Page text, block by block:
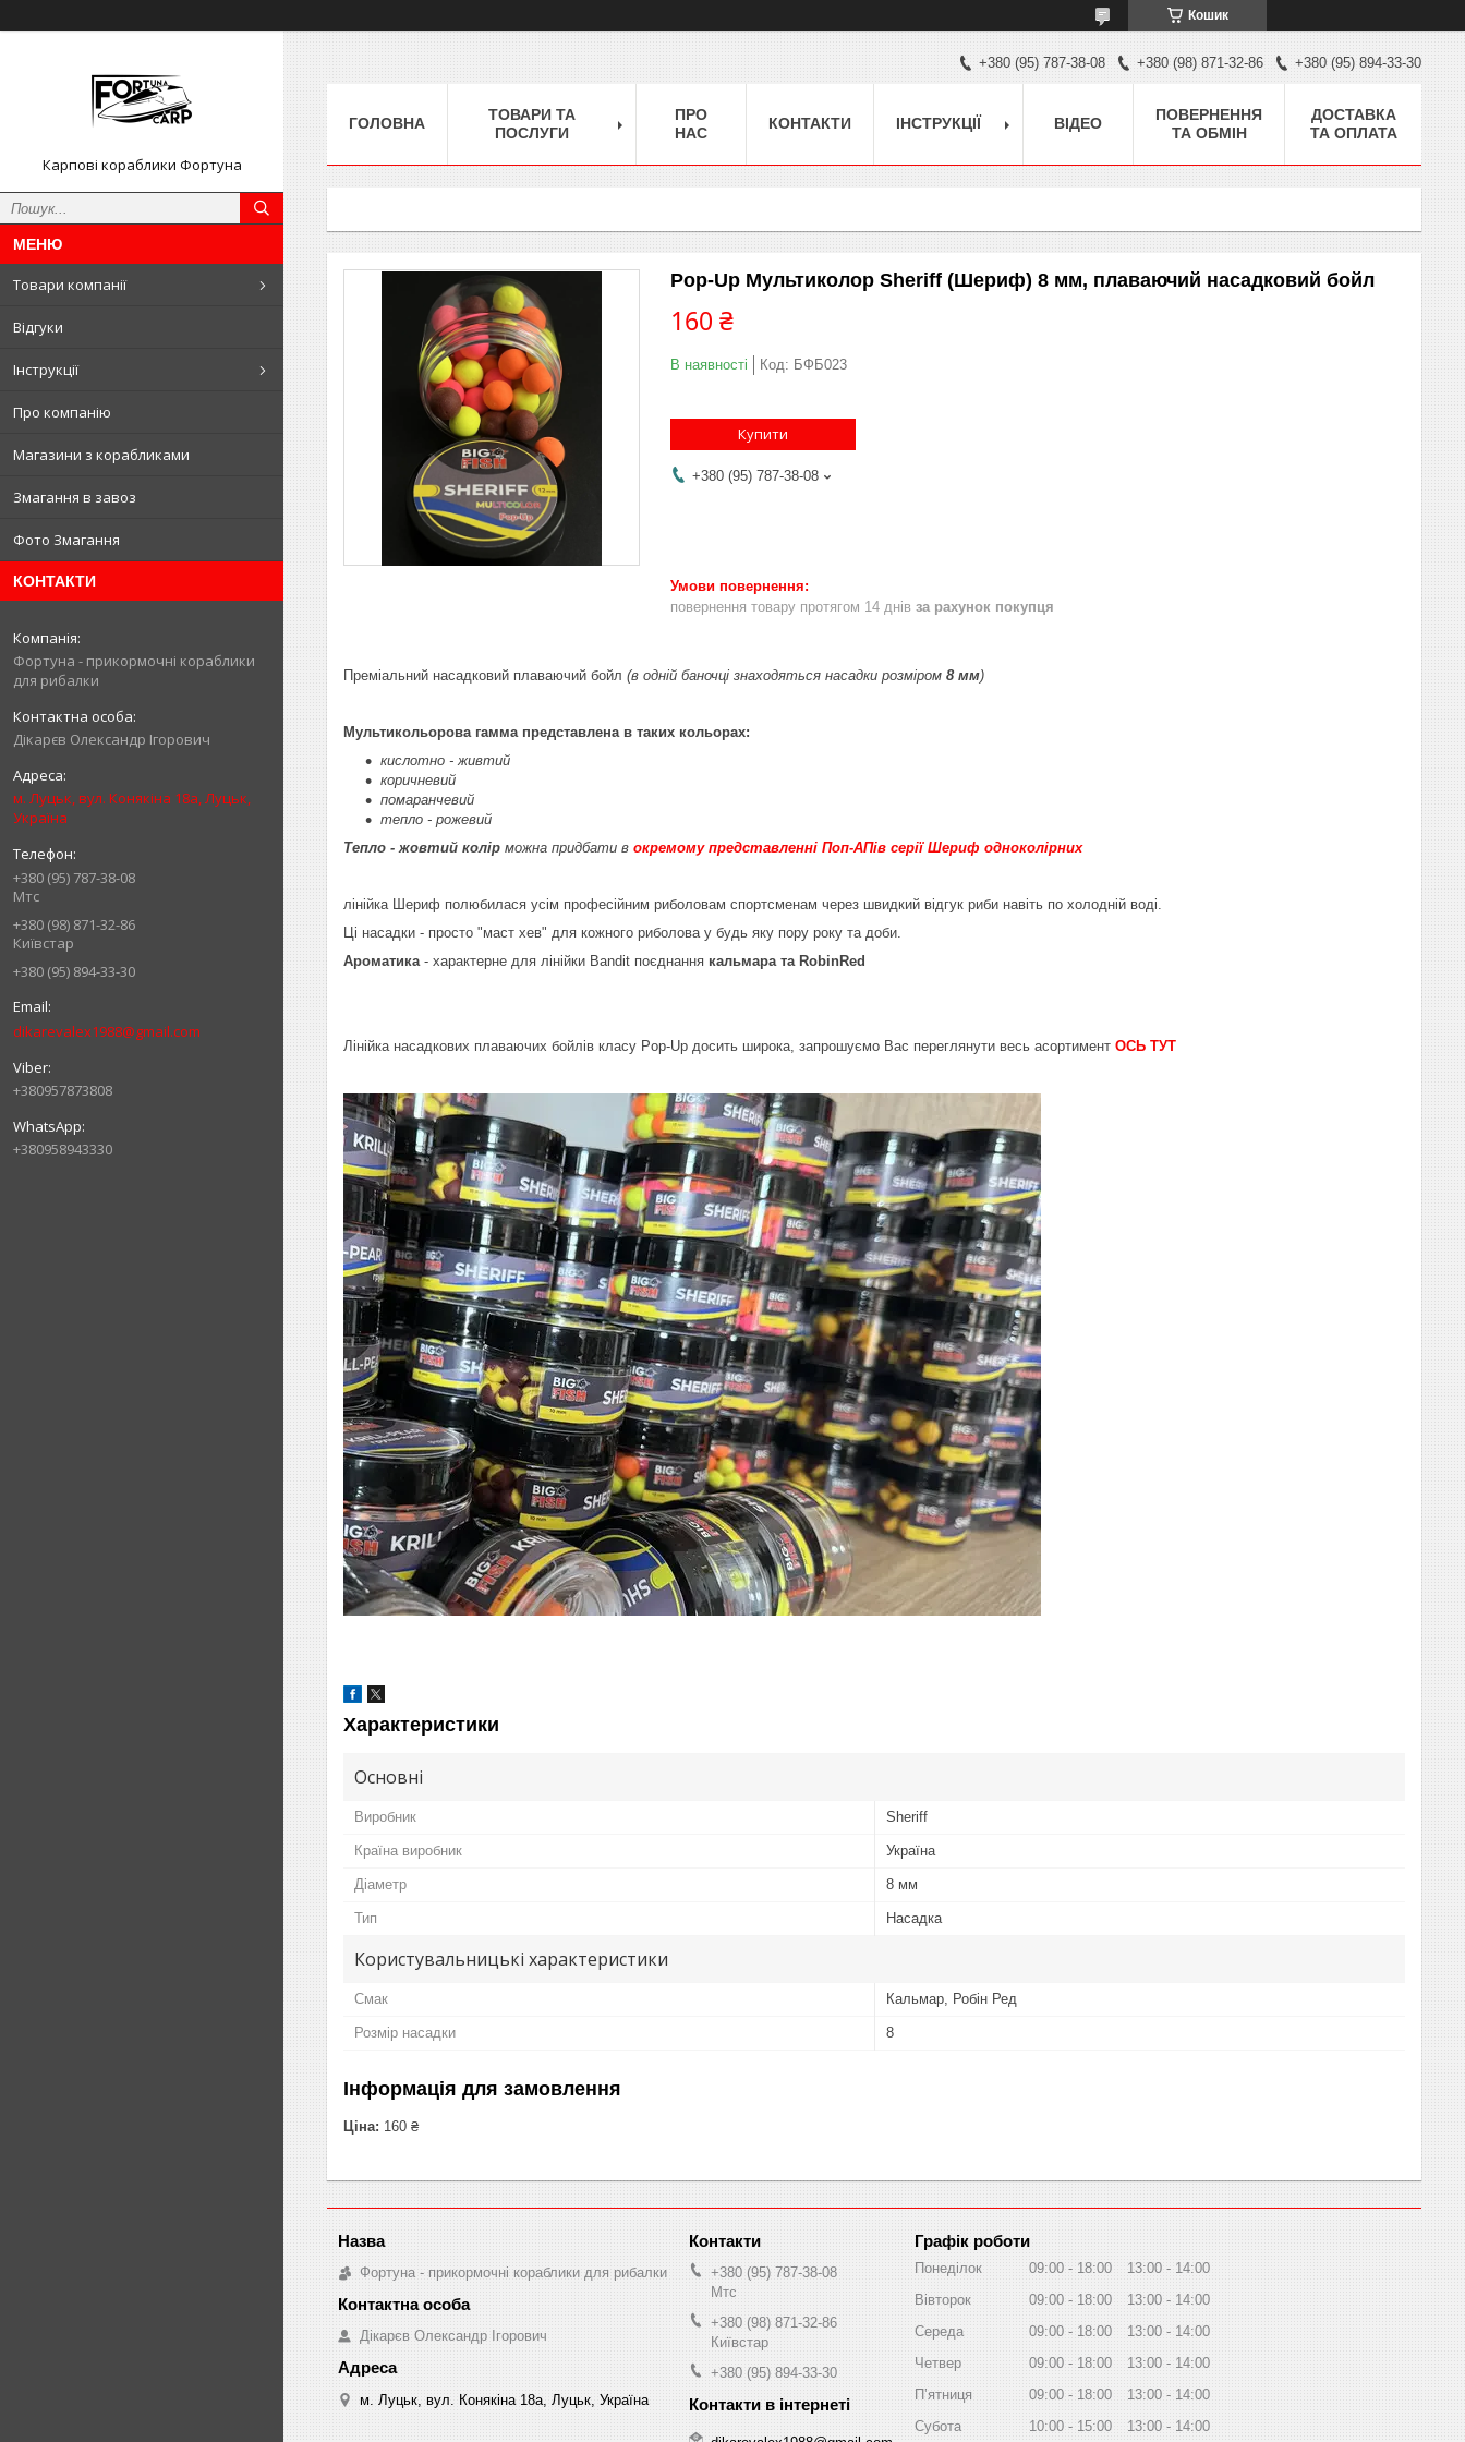
Кошик
Карпові кораблики Фортуна
Товари компанії
Відгуки
Інструкції
Про компанію
Магазини з корабликами
Змагання в завоз
Фото Змагання
КОНТАКТИ
Фортуна - прикормочні кораблики
для рибалки
Дікарєв Олександр Ігорович
м. Луцьк, вул. Конякіна 18а, Луцьк,
Україна
+380 (95) 787-38-08
Мтс
+380 (98) 871-32-86
Київстар
+380 (95) 894-33-30
dikarevalex1988@gmail.com
+380957873808
+380958943330
+380 (95) 787-38-08 +380 (98) 871-32-86 +380 (95) 894-33-30
ГОЛОВНА
ТОВАРИ ТА
ПОСЛУГИ
ПРО
НАС
КОНТАКТИ ІНСТРУКЦІЇ ВІДЕО
ПОВЕРНЕННЯ
ТА ОБМІН
ДОСТАВКА
ТА ОПЛАТА
Pop-Up Мультиколор Sheriff (Шериф) 8 мм, плаваючий насадковий бойл
160 ₴
В наявності Код: БФБ023
Купити
+380 (95) 787-38-08
повернення товару протягом 14 днів за рахунок покупця
Преміальний насадковий плаваючий бойл (в одній баночці знаходяться насадки розміром 8 мм)
Мультикольорова гамма представлена в таких кольорах:
кислотно - живтий
коричневий
помаранчевий
тепло - рожевий
Тепло - жовтий колір можна придбати в окремому представленні Поп-АПів серії Шериф одноколірних
лінійка Шериф полюбилася усім професійним риболовам спортсменам через швидкий відгук риби навіть по холодній воді.
Ці насадки - просто "маст хев" для кожного риболова у будь яку пору року та доби.
Ароматика - характерне для лінійки Bandit поєднання кальмара та RobinRed
Лінійка насадкових плаваючих бойлів класу Pop-Up досить широка, запрошуємо Вас переглянути весь асортимент ОСЬ ТУТ
Характеристики
Основні
Виробник Sheriff
Країна виробник Україна
Діаметр 8 мм
Тип Насадка
Користувальницькі характеристики
Смак Кальмар, Робін Ред
Розмір насадки 8
Інформація для замовлення
Ціна: 160 ₴
Фортуна - прикормочні кораблики для рибалки
Дікарєв Олександр Ігорович
м. Луцьк, вул. Конякіна 18а, Луцьк, Україна
+380 (95) 787-38-08
Мтс
+380 (98) 871-32-86
Київстар
+380 (95) 894-33-30
Графік роботи
Понеділок 09:00 18:00 13:00
14:00
Вівторок
09:00 18:00 13:00
14:00
Середа
09:00 18:00 13:00
14:00
Четвер
09:00 18:00 13:00
14:00
Пʼятниця
09:00 18:00 13:00
14:00
Субота
10:00 15:00 13:00 14:00